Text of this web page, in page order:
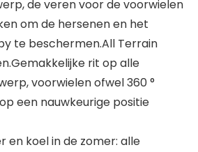
de veren voor de voorwielen
om de hersenen en het
te beschermen.All Terrain
rit op alle
voorwielen ofwel 360 °
een nauwkeurige positie
en koel in de zomer: alle